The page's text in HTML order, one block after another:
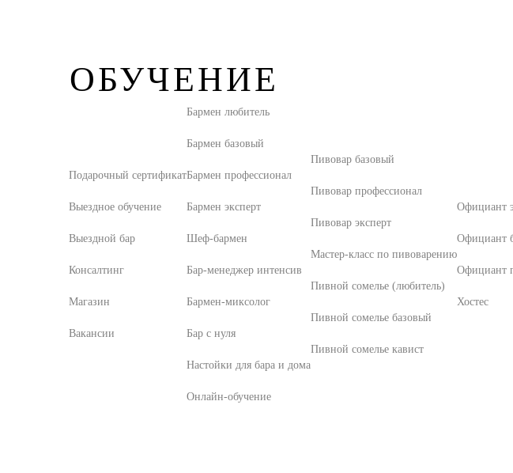
ОБУЧЕНИЕ
Подарочный сертификат
Выездное обучение
Выездной бар
Консалтинг
Магазин
Вакансии
Бармен любитель
Бармен базовый
Бармен профессионал
Бармен эксперт
Шеф-бармен
Бар-менеджер интенсив
Бармен-миксолог
Бар с нуля
Настойки для бара и дома
Онлайн-обучение
Пивовар базовый
Пивовар профессионал
Пивовар эксперт
Мастер-класс по пивоварению
Пивной сомелье (любитель)
Пивной сомелье базовый
Пивной сомелье кавист
Официант
Официант
Официант
Хостес